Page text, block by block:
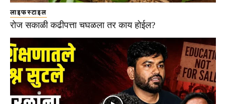
लाइफस्टाइल
रोज सकाळी कढीपत्ता चघळला तर काय होईल?